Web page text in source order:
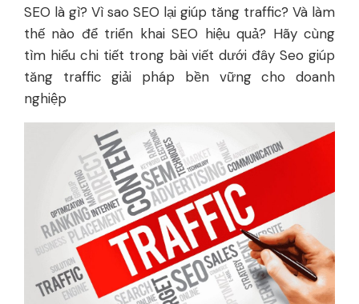
SEO là gì? Vì sao SEO lại giúp tăng traffic? Và làm
thế nào để triển khai SEO hiệu quả? Hãy cùng
tìm hiểu chi tiết trong bài viết dưới đây Seo giúp
tăng traffic giải pháp bền vững cho doanh
nghiệp